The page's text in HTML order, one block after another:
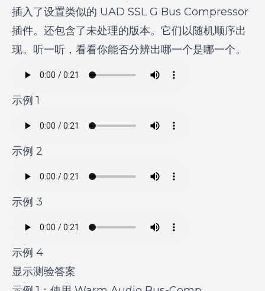
插入了设置类似的 UAD SSL G Bus Compressor
插件。还包含了未处理的版本。它们以随机顺序出
现。听一听，看看你能否分辨出哪一个是哪一个。
示例 1
示例 2
示例 3
示例 4
显示测验答案